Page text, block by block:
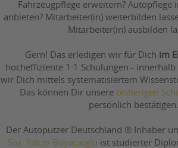
Fahrzeugpflege erweitern? Autopflege
anbieten? Mitarbeiter(in) weiterbilden
Mitarbeiter(in) ausbilden
Gern! Das erledigen wir für Dich im
hocheffiziente 1:1 Schulungen -
wir Dich mittels systematisiertem
Das können Dir unsere bisherigen
persönlich bestätigen.
Der Autoputzer Deutschland ® Inhaber
Soz. Yalcin Boyacioglu ist studierter